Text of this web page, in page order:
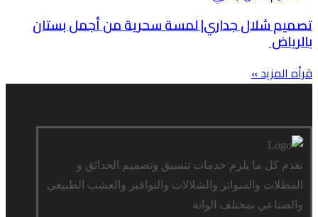
تصميم شلال جداري| لمسة سحرية من أجمل بستان
بالرياض
قرأه المزيد »
نقدم كل ما يلزم خدمات تنسيق وتصميم الحدائق و
المظلات والسواتر والشلالات والنوافير والعشب الطبيعي
والصناعي بمختلف الوانة